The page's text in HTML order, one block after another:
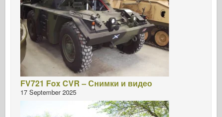
FV721 Fox CVR – Снимки и видео
17 September 2025